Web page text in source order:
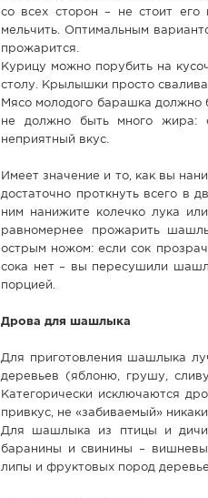
со всех сторон – не стоит
мельчить. Оптимальным
прожарится.
Курицу можно порубить на
столу. Крылышки просто
Мясо молодого барашка должно
не должно быть много жира:
неприятный вкус.
Имеет значение и то, как вы
достаточно проткнуть всего в
ним нанижите колечко лука
равномернее прожарить
острым ножом: если сок
сока нет – вы пересушили
порцией.
Дрова для шашлыка
Для приготовления шашлыка
деревьев (яблоню, грушу,
Категорически исключаются
привкус, не «забиваемый»
Для шашлыка из птицы и дичи
баранины и свинины –
липы и фруктовых пород